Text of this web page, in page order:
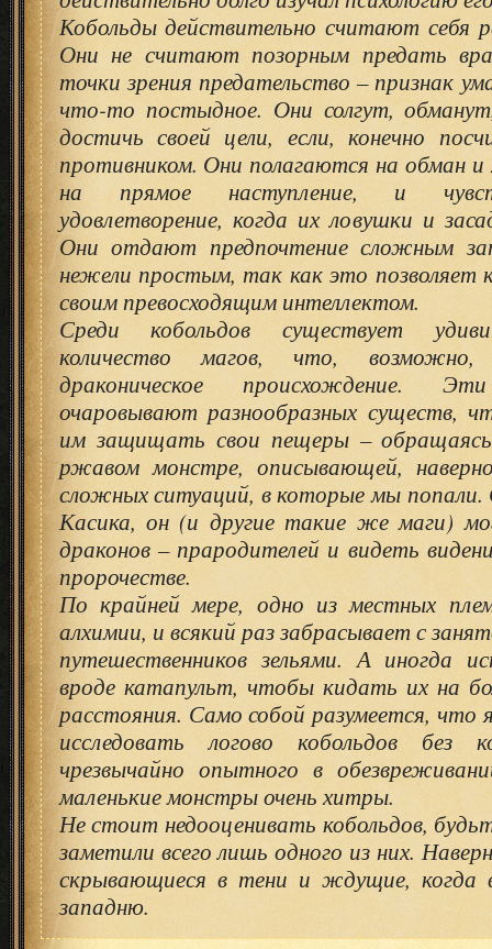
Кобольды действительно считают себя
Они не считают позорным предать
точки зрения предательство – признак
что-то постыдное. Они солгут,
достичь своей цели, если, конечно
противником. Они полагаются на обман
на прямое наступление, и
удовлетворение, когда их ловушки и
Они отдают предпочтение сложным
нежели простым, так как это позволяет
своим превосходящим интеллектом.
Среди кобольдов существует
количество магов, что,
драконическое происхождение.
очаровывают разнообразных существ,
им защищать свои пещеры –
ржавом монстре, описывающей,
сложных ситуаций, в которые мы попали.
Касика, он (и другие такие же маги)
драконов – прародителей и видеть
пророчестве.
По крайней мере, одно из местных
алхимии, и всякий раз забрасывает с
путешественников зельями. А иногда
вроде катапульт, чтобы кидать их на
расстояния. Само собой разумеется, что
исследовать логово кобольдов без
чрезвычайно опытного в
маленькие монстры очень хитры.
Не стоит недооценивать кобольдов,
заметили всего лишь одного из них.
скрывающиеся в тени и ждущие, когда
западню.